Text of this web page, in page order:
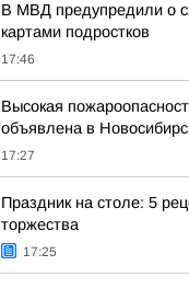
В МВД предупредили о
картами подростков
17:46
Высокая
объявлена в
17:27
Праздник на столе: 5
торжества
17:25